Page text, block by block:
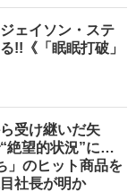
ェイソン・ステ
!!《「眠眠打破」
受け継いだ矢
絶望的状況”に…
」のヒット商品を
社長が明か